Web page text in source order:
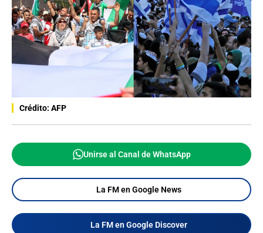
Crédito: AFP
Unirse al Canal de WhatsApp
La FM en Google News
La FM en Google Discover